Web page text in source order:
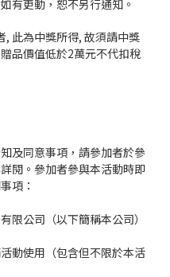
有更動，恕不另行通知。
此為中獎所得, 故須請中獎
品價值低於2萬元不代扣稅
及同意事項，請參加者於參
閱。參加者參與本活動時即
項：
限公司（以下簡稱本公司）
動使用（包含但不限於本活